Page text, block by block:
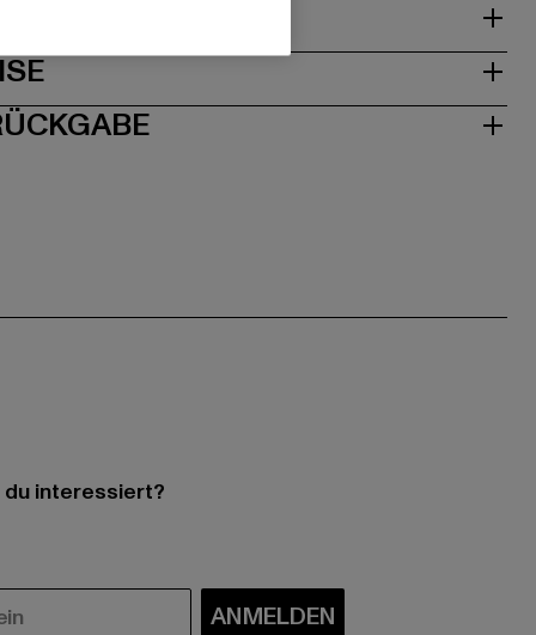
interessiert?
ANMELDEN